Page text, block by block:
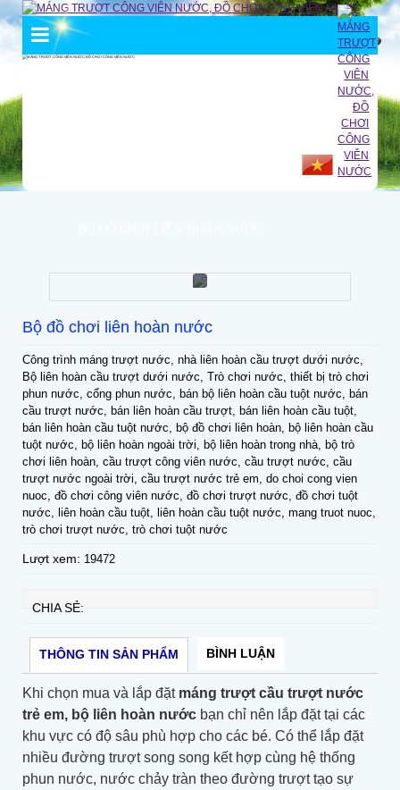
Bộ đồ chơi liên hoàn nước
Công trình máng trượt nước, nhà liên hoàn cầu trượt dưới nước,
Bộ liên hoàn cầu trượt dưới nước, Trò chơi nước, thiết bị trò chơi
phun nước, cổng phun nước, bán bộ liên hoàn cầu tuột nước, bán
cầu trượt nước, bán liên hoàn cầu trượt, bán liên hoàn cầu tuột,
bán liên hoàn cầu tuột nước, bộ đồ chơi liên hoàn, bộ liên hoàn cầu
tuột nước, bộ liên hoàn ngoài trời, bộ liên hoàn trong nhà, bộ trò
chơi liên hoàn, cầu trượt công viên nước, cầu trượt nước, cầu
trượt nước ngoài trời, cầu trượt nước trẻ em, do choi cong vien
nuoc, đồ chơi công viên nước, đồ chơi trượt nước, đồ chơi tuột
nước, liên hoàn cầu tuột, liên hoàn cầu tuột nước, mang truot nuoc,
trò chơi trượt nước, trò chơi tuột nước
Lượt xem: 19472
CHIA SẺ:
THÔNG TIN SẢN PHẨM BÌNH LUẬN
Khi chọn mua và lắp đặtmáng trượt cầu trượt nước
trẻ em, bộ liên hoàn nướcbạn chỉ nên lắp đặt tại các
khu vực có độ sâu phù hợp cho các bé. Có thể lắp đặt
nhiều đường trượt song song kết hợp cùng hệ thống
phun nước, nước chảy tràn theo đường trượt tạo sự